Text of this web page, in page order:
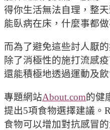
得你生活無法自理，整
能臥病在床，什麼事都做
而為了避免這些討人厭
除了消極性的施打流感
還能積極地透過運動及
專題網站About.com的健
提出5項食物選擇建議。
食物可以增加對抗感冒